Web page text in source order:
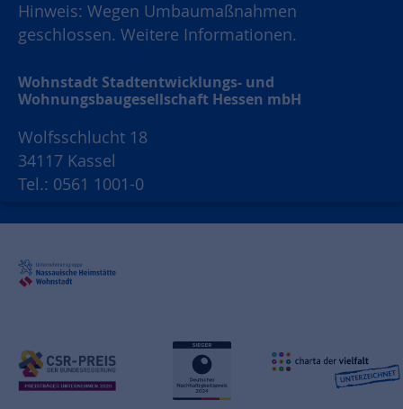
Hinweis: Wegen Umbaumaßnahmen
geschlossen. Weitere Informationen.
Wohnstadt Stadtentwicklungs- und
Wohnungsbaugesellschaft Hessen mbH
Wolfsschlucht 18
34117 Kassel
Tel.: 0561 1001-0